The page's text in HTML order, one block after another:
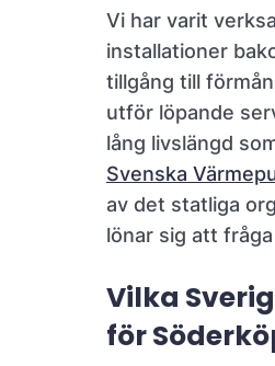
Vi har varit
installationer
tillgång till
utför löpande
lång livslängd
Svenska
av det statliga
lönar sig att
Vilka
för